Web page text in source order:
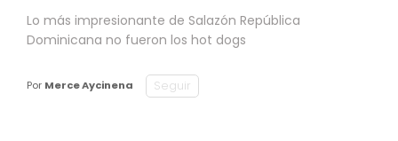
Lo más impresionante de Salazón República
Dominicana no fueron los hot dogs
Por Merce Aycinena Seguir